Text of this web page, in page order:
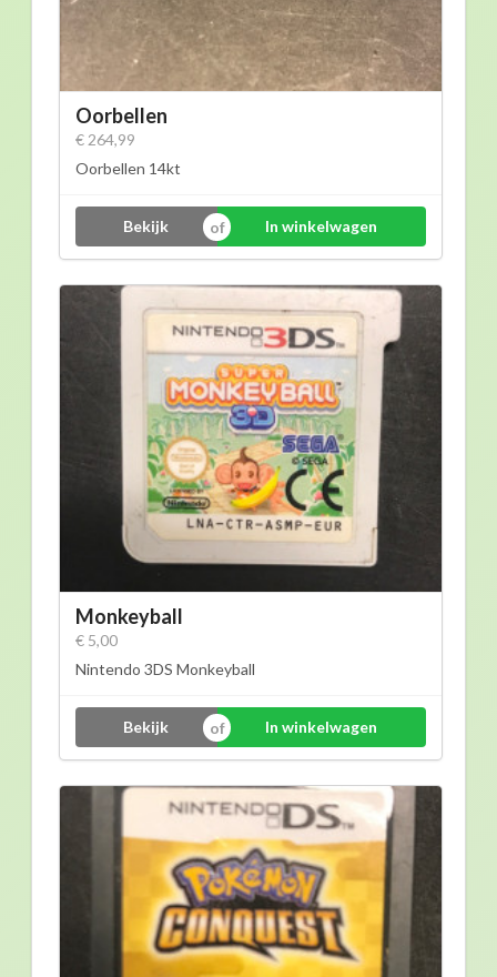
Oorbellen
€ 264,99
Oorbellen 14kt
Bekijk In winkelwagen
Monkeyball
€ 5,00
Nintendo 3DS Monkeyball
Bekijk In winkelwagen